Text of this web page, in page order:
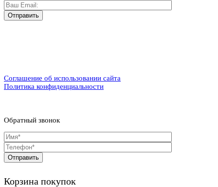
Соглашение об использовании сайта
Политика конфиденциальности
Обратный звонок
Корзина покупок